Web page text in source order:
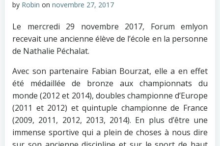
by Robin on novembre 27, 2017
Le mercredi 29 novembre 2017, Forum emlyon
recevait une ancienne élève de l’école en la personne
de Nathalie Péchalat.
Avec son partenaire Fabian Bourzat, elle a en effet
été médaillée de bronze aux championnats du
monde (2012 et 2014), doubles championne d’Europe
(2011 et 2012) et quintuple championne de France
(2009, 2011, 2012, 2013, 2014). En plus d’être une
immense sportive qui a plein de choses à nous dire